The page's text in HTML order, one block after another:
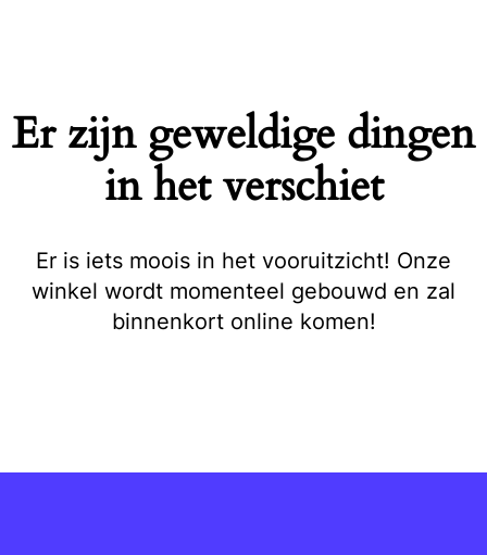
Er zijn geweldige dingen
in het verschiet
Er is iets moois in het vooruitzicht! Onze
winkel wordt momenteel gebouwd en zal
binnenkort online komen!